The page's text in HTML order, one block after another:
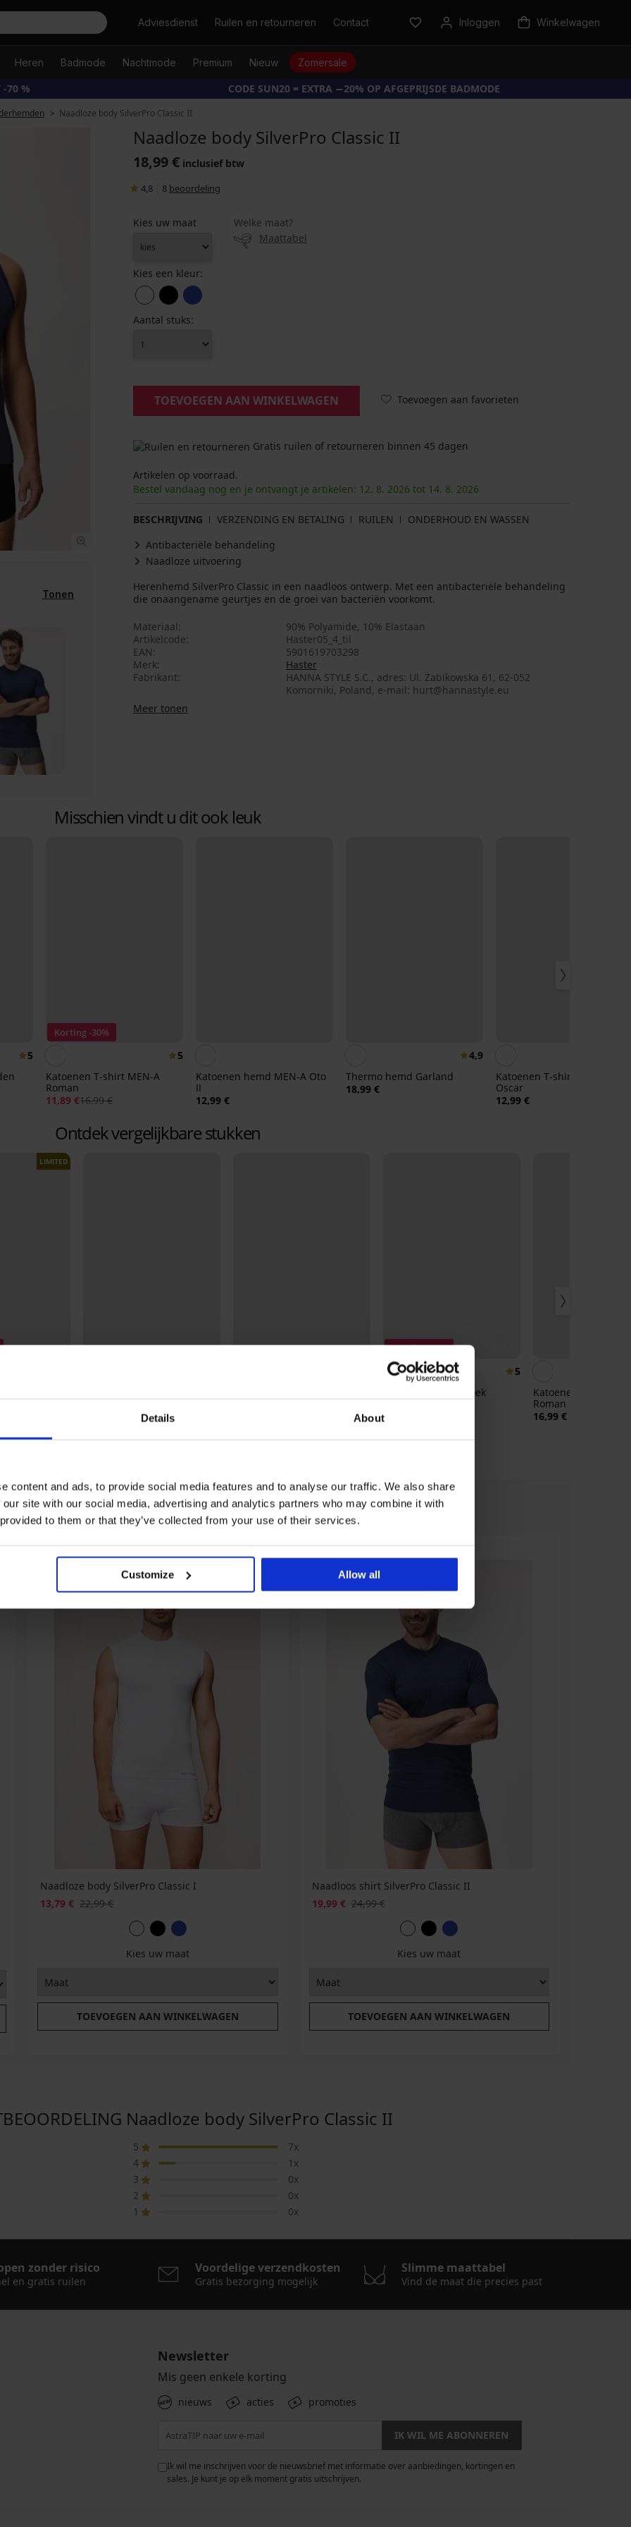
Details About
content and ads, to provide social media features and to analyse our traffic. We also share
site with our social media, advertising and analytics partners who may combine it with
to them or that they’ve collected from your use of their services.
Customize Allow all
ZoekenAdviesdienst Ruilen en retourneren Contact Inloggen Winkelwagen
Heren Badmode Nachtmode Premium Nieuw Zomersale
-70 % CODE SUN20 = EXTRA −20% OP AFGEPRIJSDE BADMODE
Naadloze body SilverPro Classic II
Tonen
Naadloze body SilverPro Classic II
18,99 € inclusief btw
4,8 8 beoordeling
Kies uw maat
Welke maat?
Maattabel
Kies een kleur:
Aantal stuks:
TOEVOEGEN AAN WINKELWAGEN Toevoegen aan favorieten
Gratis ruilen of retourneren binnen 45 dagen
Artikelen op voorraad.
Bestel vandaag nog en je ontvangt je artikelen: 12. 8. 2026 tot 14. 8. 2026
BESCHRIJVING VERZENDING EN BETALING RUILEN
ONDERHOUD EN WASSEN
Antibacteriële behandeling
Naadloze uitvoering
Herenhemd SilverPro Classic in een naadloos ontwerp. Met een antibacteriële behandeling
die onaangename geurtjes en de groei van bacteriën voorkomt.
Materiaal
90% Polyamide, 10% Elastaan
Artikelcode
Haster05_4_til
EAN
5901619703298
Merk
Haster
Fabrikant
HANNA STYLE S.C., adres: Ul. Żabikowska 61, 62-052
Komorniki, Poland, e-mail: hurt@hannastyle.eu
Meer tonen
Misschien vindt u dit ook leuk
5
Korting -30%
5
Katoenen T-shirt MEN-A
Roman
11,89 €16,99 €
Katoenen hemd MEN-A Oto
II
12,99 €
4,9
Thermo hemd Garland
18,99 €
Katoenen T-shirt MEN-A
Oscar
12,99 €
Ontdek vergelijkbare stukken
LIMITED
Classic I
Classic II
Korting -30%
5
Katoenen onderbroek
Mathias
14,69 €
Katoenen T-shirt
Roman II
16,99 €
Uit dezelfde collectie
Naadloze body SilverPro Classic I
13,79 € 22,99 €
Kies uw maat
TOEVOEGEN AAN WINKELWAGEN
Naadloos shirt SilverPro Classic II
19,99 € 24,99 €
Kies uw maat
TOEVOEGEN AAN WINKELWAGEN
Naadloze body SilverPro Classic II
5
7x
4
1x
3
0x
2
0x
1
0x
zonder risico
en gratis ruilen
Voordelige verzendkosten
Gratis bezorging mogelijk
Slimme maattabel
Vind de maat die precies past
Newsletter
Mis geen enkele korting
nieuws acties promoties
IK WIL ME ABONNEREN
Ik wil me inschrijven voor de nieuwsbrief met informatie over aanbiedingen, kortingen en
sales. Je kunt je op elk moment gratis uitschrijven.